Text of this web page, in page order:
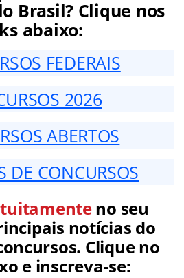
Brasil? Clique nos
abaixo:
FEDERAIS
2026
ABERTOS
DE CONCURSOS
no seu
notícias do
Clique no
e inscreva-se: